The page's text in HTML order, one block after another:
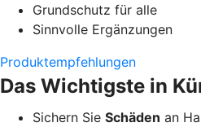
Grundschutz für alle
Sinnvolle Ergänzungen
Produktempfehlungen
Das Wichtigste in
Sichern Sie Schäden an